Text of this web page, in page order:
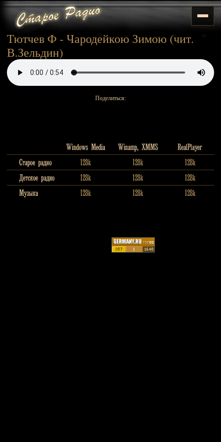
Тютчев Ф - Чародейкою Зимою (чит.
В.Зельдин)
Поделиться: